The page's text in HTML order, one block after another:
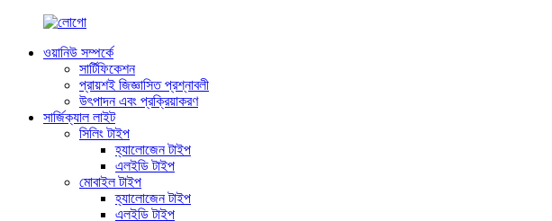
ওয়ানিউ সম্পর্কে
সার্টিফিকেশন
প্রায়শই জিজ্ঞাসিত প্রশ্নাবলী
উৎপাদন এবং প্রক্রিয়াকরণ
সার্জিক্যাল লাইট
সিলিং টাইপ
হ্যালোজেন টাইপ
এলইডি টাইপ
মোবাইল টাইপ
হ্যালোজেন টাইপ
এলইডি টাইপ